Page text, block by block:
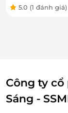
5.0 (1 đánh giá)
Công ty
Sáng -